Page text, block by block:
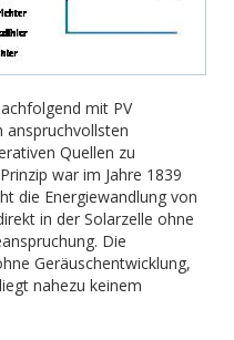
mit PV
anspruchvollsten
Quellen zu
war im Jahre 1839
die Energiewandlung von
in der Solarzelle ohne
Die
Geräuschentwicklung,
nahezu keinem